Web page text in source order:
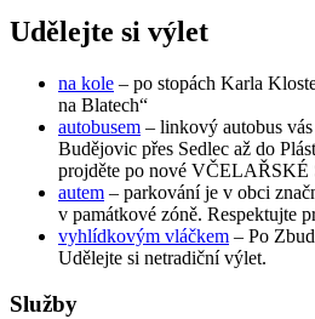
Udělejte si výlet
na kole – po stopách Karla
na Blatech“
autobusem – linkový autobus
Budějovic přes Sedlec až do
projděte po nové VČELAŘSKÉ
autem – parkování je v obci
v památkové zóně. Respektujte
vyhlídkovým vláčkem – Po
Udělejte si netradiční výlet.
Služby